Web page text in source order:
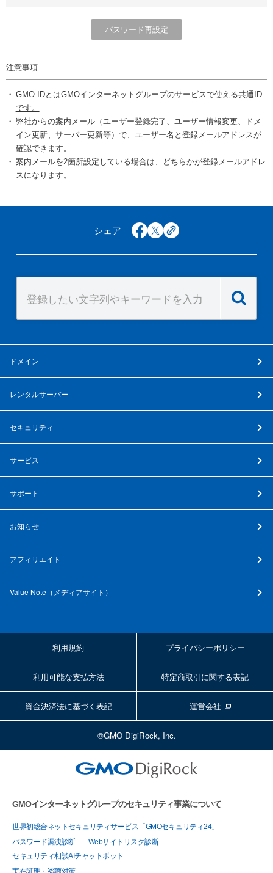
注意事項
GMO IDとはGMOインターネットグループのサービスで使える共通ID
です。
弊社からの案内メール（ユーザー登録完了、ユーザー情報変更、ドメ
イン更新、サーバー更新等）で、ユーザー名と登録メールアドレスが
確認できます。
案内メールを2箇所設定している場合は、どちらかが登録メールアドレ
スになります。
シェア facebook
x copy
ドメイン
レンタルサーバー
セキュリティ
サービス
サポート
お知らせ
アフィリエイト
Value Note（ メディアサイト ）
利用規約 プライバシーポリシー
利用可能な支払方法 特定商取引に関する表記
資金決済法に基づく表記 運営会社
©GMO DigiRock, Inc.
GMOインターネットグループのセキュリティ事業について
世界初総合ネットセキュリティサービス「GMOセキュリティ24」
パスワード漏洩診断
Webサイトリスク診断
セキュリティ相談AIチャットボット
実在証明・盗聴対策